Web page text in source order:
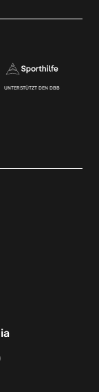
UNTERSTÜTZT DEN DBB